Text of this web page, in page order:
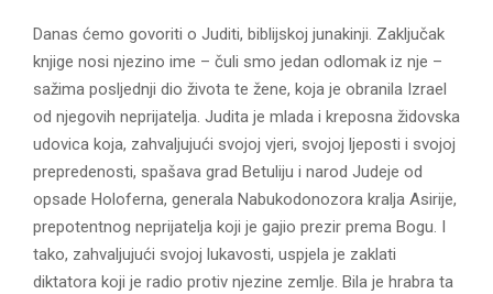
Y
M
E
N
U
Danas ćemo govoriti o Juditi, biblijskoj junakinji. Zaključak
knjige nosi njezino ime – čuli smo jedan odlomak iz nje –
sažima posljednji dio života te žene, koja je obranila Izrael
od njegovih neprijatelja. Judita je mlada i kreposna židovska
udovica koja, zahvaljujući svojoj vjeri, svojoj ljeposti i svojoj
prepredenosti, spašava grad Betuliju i narod Judeje od
opsade Holoferna, generala Nabukodonozora kralja Asirije,
prepotentnog neprijatelja koji je gajio prezir prema Bogu. I
tako, zahvaljujući svojoj lukavosti, uspjela je zaklati
diktatora koji je radio protiv njezine zemlje. Bila je hrabra ta